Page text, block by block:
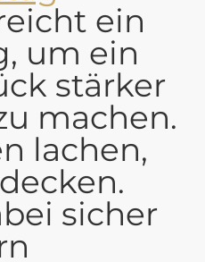
ein
um ein
stärker
machen.
lachen,
sicher